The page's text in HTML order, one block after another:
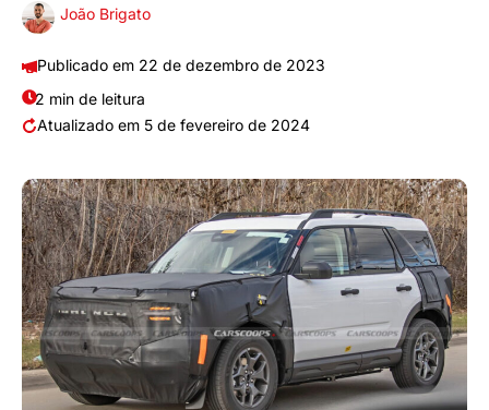
João Brigato
22 de dezembro de 2023
2 min de leitura
5 de fevereiro de 2024